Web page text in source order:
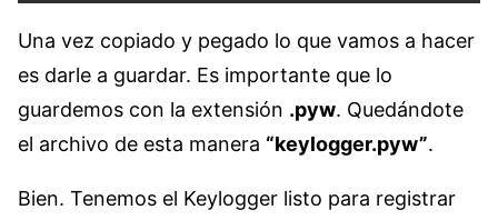
Una vez copiado y pegado lo que vamos a hacer
es darle a guardar. Es importante que lo
guardemos con la extensión .pyw. Quedándote
el archivo de esta manera “keylogger.pyw”.
Bien. Tenemos el Keylogger listo para registrar